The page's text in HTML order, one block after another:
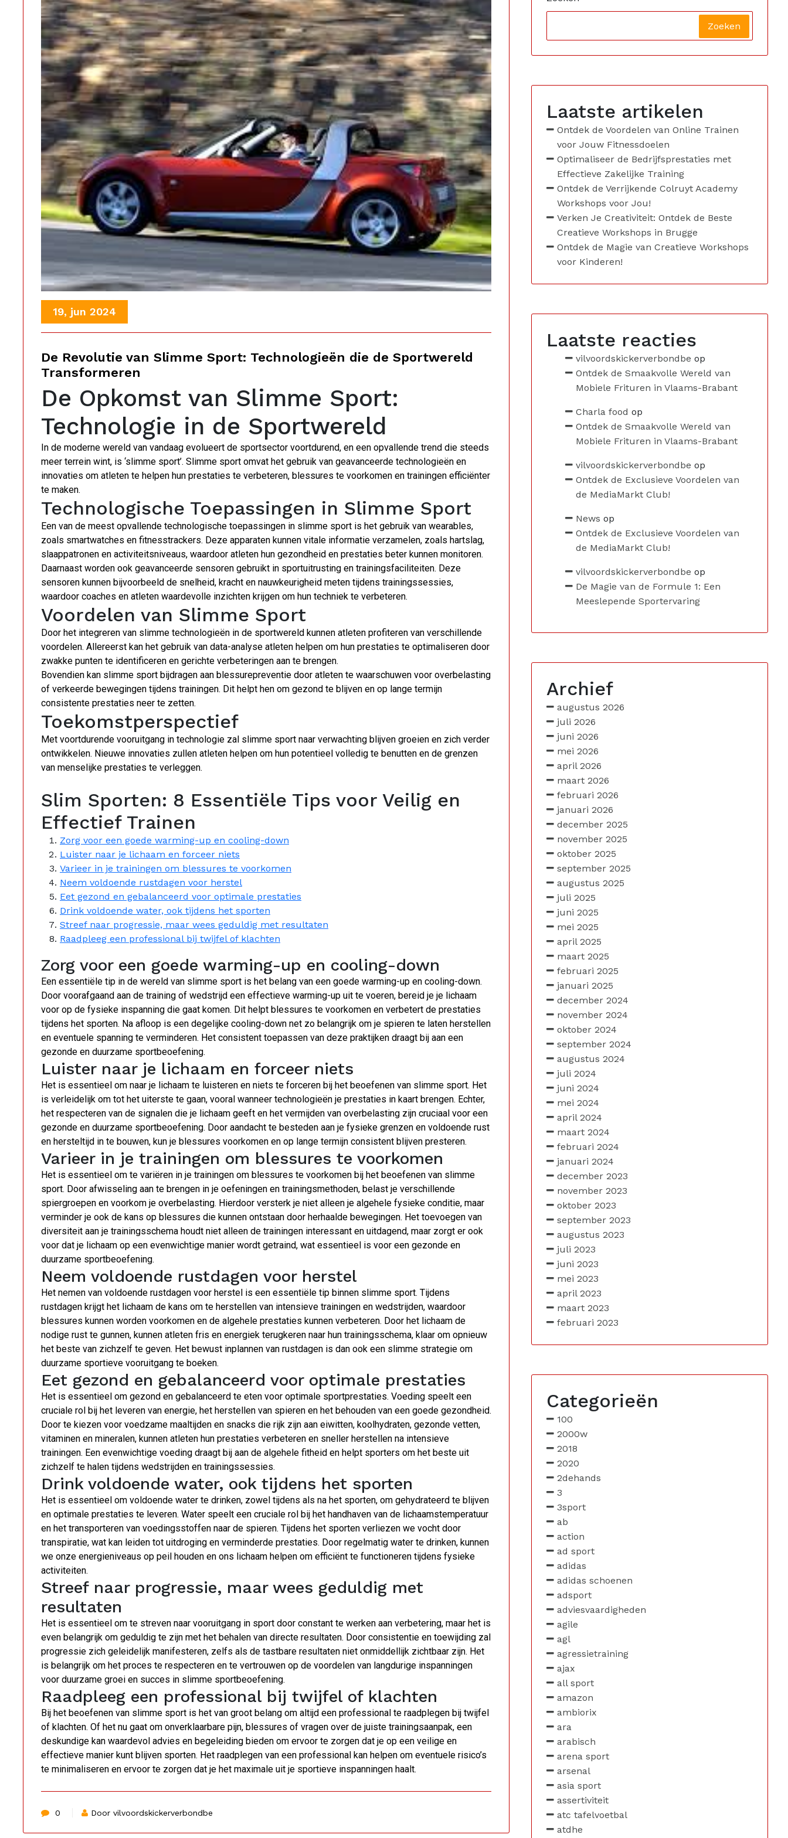
19, jun 2024
De Revolutie van Slimme Sport: Technologieën die de Sportwereld
Transformeren
De Opkomst van Slimme Sport:
Technologie in de Sportwereld
In de moderne wereld van vandaag evolueert de sportsector voortdurend, en een opvallende trend die steeds
meer terrein wint, is ‘slimme sport’. Slimme sport omvat het gebruik van geavanceerde technologieën en
innovaties om atleten te helpen hun prestaties te verbeteren, blessures te voorkomen en trainingen efficiënter
te maken.
Technologische Toepassingen in Slimme Sport
Een van de meest opvallende technologische toepassingen in slimme sport is het gebruik van wearables,
zoals smartwatches en fitnesstrackers. Deze apparaten kunnen vitale informatie verzamelen, zoals hartslag,
slaappatronen en activiteitsniveaus, waardoor atleten hun gezondheid en prestaties beter kunnen monitoren.
Daarnaast worden ook geavanceerde sensoren gebruikt in sportuitrusting en trainingsfaciliteiten. Deze
sensoren kunnen bijvoorbeeld de snelheid, kracht en nauwkeurigheid meten tijdens trainingssessies,
waardoor coaches en atleten waardevolle inzichten krijgen om hun techniek te verbeteren.
Voordelen van Slimme Sport
Door het integreren van slimme technologieën in de sportwereld kunnen atleten profiteren van verschillende
voordelen. Allereerst kan het gebruik van data-analyse atleten helpen om hun prestaties te optimaliseren door
zwakke punten te identificeren en gerichte verbeteringen aan te brengen.
Bovendien kan slimme sport bijdragen aan blessurepreventie door atleten te waarschuwen voor overbelasting
of verkeerde bewegingen tijdens trainingen. Dit helpt hen om gezond te blijven en op lange termijn
consistente prestaties neer te zetten.
Toekomstperspectief
Met voortdurende vooruitgang in technologie zal slimme sport naar verwachting blijven groeien en zich verder
ontwikkelen. Nieuwe innovaties zullen atleten helpen om hun potentieel volledig te benutten en de grenzen
van menselijke prestaties te verleggen.
Slim Sporten: 8 Essentiële Tips voor Veilig en
Effectief Trainen
Zorg voor een goede warming-up en cooling-down
Luister naar je lichaam en forceer niets
Varieer in je trainingen om blessures te voorkomen
Neem voldoende rustdagen voor herstel
Eet gezond en gebalanceerd voor optimale prestaties
Drink voldoende water, ook tijdens het sporten
Streef naar progressie, maar wees geduldig met resultaten
Raadpleeg een professional bij twijfel of klachten
Zorg voor een goede warming-up en cooling-down
Een essentiële tip in de wereld van slimme sport is het belang van een goede warming-up en cooling-down.
Door voorafgaand aan de training of wedstrijd een effectieve warming-up uit te voeren, bereid je je lichaam
voor op de fysieke inspanning die gaat komen. Dit helpt blessures te voorkomen en verbetert de prestaties
tijdens het sporten. Na afloop is een degelijke cooling-down net zo belangrijk om je spieren te laten herstellen
en eventuele spanning te verminderen. Het consistent toepassen van deze praktijken draagt bij aan een
gezonde en duurzame sportbeoefening.
Luister naar je lichaam en forceer niets
Het is essentieel om naar je lichaam te luisteren en niets te forceren bij het beoefenen van slimme sport. Het
is verleidelijk om tot het uiterste te gaan, vooral wanneer technologieën je prestaties in kaart brengen. Echter,
het respecteren van de signalen die je lichaam geeft en het vermijden van overbelasting zijn cruciaal voor een
gezonde en duurzame sportbeoefening. Door aandacht te besteden aan je fysieke grenzen en voldoende rust
en hersteltijd in te bouwen, kun je blessures voorkomen en op lange termijn consistent blijven presteren.
Varieer in je trainingen om blessures te voorkomen
Het is essentieel om te variëren in je trainingen om blessures te voorkomen bij het beoefenen van slimme
sport. Door afwisseling aan te brengen in je oefeningen en trainingsmethoden, belast je verschillende
spiergroepen en voorkom je overbelasting. Hierdoor versterk je niet alleen je algehele fysieke conditie, maar
verminder je ook de kans op blessures die kunnen ontstaan door herhaalde bewegingen. Het toevoegen van
diversiteit aan je trainingsschema houdt niet alleen de trainingen interessant en uitdagend, maar zorgt er ook
voor dat je lichaam op een evenwichtige manier wordt getraind, wat essentieel is voor een gezonde en
duurzame sportbeoefening.
Neem voldoende rustdagen voor herstel
Het nemen van voldoende rustdagen voor herstel is een essentiële tip binnen slimme sport. Tijdens
rustdagen krijgt het lichaam de kans om te herstellen van intensieve trainingen en wedstrijden, waardoor
blessures kunnen worden voorkomen en de algehele prestaties kunnen verbeteren. Door het lichaam de
nodige rust te gunnen, kunnen atleten fris en energiek terugkeren naar hun trainingsschema, klaar om opnieuw
het beste van zichzelf te geven. Het bewust inplannen van rustdagen is dan ook een slimme strategie om
duurzame sportieve vooruitgang te boeken.
Eet gezond en gebalanceerd voor optimale prestaties
Het is essentieel om gezond en gebalanceerd te eten voor optimale sportprestaties. Voeding speelt een
cruciale rol bij het leveren van energie, het herstellen van spieren en het behouden van een goede gezondheid.
Door te kiezen voor voedzame maaltijden en snacks die rijk zijn aan eiwitten, koolhydraten, gezonde vetten,
vitaminen en mineralen, kunnen atleten hun prestaties verbeteren en sneller herstellen na intensieve
trainingen. Een evenwichtige voeding draagt bij aan de algehele fitheid en helpt sporters om het beste uit
zichzelf te halen tijdens wedstrijden en trainingssessies.
Drink voldoende water, ook tijdens het sporten
Het is essentieel om voldoende water te drinken, zowel tijdens als na het sporten, om gehydrateerd te blijven
en optimale prestaties te leveren. Water speelt een cruciale rol bij het handhaven van de lichaamstemperatuur
en het transporteren van voedingsstoffen naar de spieren. Tijdens het sporten verliezen we vocht door
transpiratie, wat kan leiden tot uitdroging en verminderde prestaties. Door regelmatig water te drinken, kunnen
we onze energieniveaus op peil houden en ons lichaam helpen om efficiënt te functioneren tijdens fysieke
activiteiten.
Streef naar progressie, maar wees geduldig met
resultaten
Het is essentieel om te streven naar vooruitgang in sport door constant te werken aan verbetering, maar het is
even belangrijk om geduldig te zijn met het behalen van directe resultaten. Door consistentie en toewijding zal
progressie zich geleidelijk manifesteren, zelfs als de tastbare resultaten niet onmiddellijk zichtbaar zijn. Het
is belangrijk om het proces te respecteren en te vertrouwen op de voordelen van langdurige inspanningen
voor duurzame groei en succes in slimme sportbeoefening.
Raadpleeg een professional bij twijfel of klachten
Bij het beoefenen van slimme sport is het van groot belang om altijd een professional te raadplegen bij twijfel
of klachten. Of het nu gaat om onverklaarbare pijn, blessures of vragen over de juiste trainingsaanpak, een
deskundige kan waardevol advies en begeleiding bieden om ervoor te zorgen dat je op een veilige en
effectieve manier kunt blijven sporten. Het raadplegen van een professional kan helpen om eventuele risico’s
te minimaliseren en ervoor te zorgen dat je het maximale uit je sportieve inspanningen haalt.
0 Door vilvoordskickerverbondbe
Zoeken
Laatste artikelen
Ontdek de Voordelen van Online Trainen
voor Jouw Fitnessdoelen
Optimaliseer de Bedrijfsprestaties met
Effectieve Zakelijke Training
Ontdek de Verrijkende Colruyt Academy
Workshops voor Jou!
Verken Je Creativiteit: Ontdek de Beste
Creatieve Workshops in Brugge
Ontdek de Magie van Creatieve Workshops
voor Kinderen!
Laatste reacties
vilvoordskickerverbondbe op
Ontdek de Smaakvolle Wereld van
Mobiele Frituren in Vlaams-Brabant
Charla food op
Ontdek de Smaakvolle Wereld van
Mobiele Frituren in Vlaams-Brabant
vilvoordskickerverbondbe op
Ontdek de Exclusieve Voordelen van
de MediaMarkt Club!
News op
Ontdek de Exclusieve Voordelen van
de MediaMarkt Club!
vilvoordskickerverbondbe op
De Magie van de Formule 1: Een
Meeslepende Sportervaring
Archief
augustus 2026
juli 2026
juni 2026
mei 2026
april 2026
maart 2026
februari 2026
januari 2026
december 2025
november 2025
oktober 2025
september 2025
augustus 2025
juli 2025
juni 2025
mei 2025
april 2025
maart 2025
februari 2025
januari 2025
december 2024
november 2024
oktober 2024
september 2024
augustus 2024
juli 2024
juni 2024
mei 2024
april 2024
maart 2024
februari 2024
januari 2024
december 2023
november 2023
oktober 2023
september 2023
augustus 2023
juli 2023
juni 2023
mei 2023
april 2023
maart 2023
februari 2023
Categorieën
100
2000w
2018
2020
2dehands
3
3sport
ab
action
ad sport
adidas
adidas schoenen
adsport
adviesvaardigheden
agile
agl
agressietraining
ajax
all sport
amazon
ambiorix
ara
arabisch
arena sport
arsenal
asia sport
assertiviteit
atc tafelvoetbal
atdhe